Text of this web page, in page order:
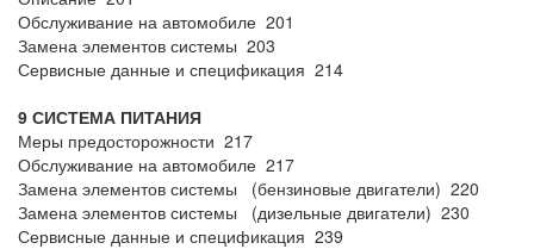
Обслуживание на автомобиле 201
Замена элементов системы 203
Сервисные данные и спецификация 214
9 СИСТЕМА ПИТАНИЯ
Меры предосторожности 217
Обслуживание на автомобиле 217
Замена элементов системы (бензиновые двигатели) 220
Замена элементов системы (дизельные двигатели) 230
Сервисные данные и спецификация 239